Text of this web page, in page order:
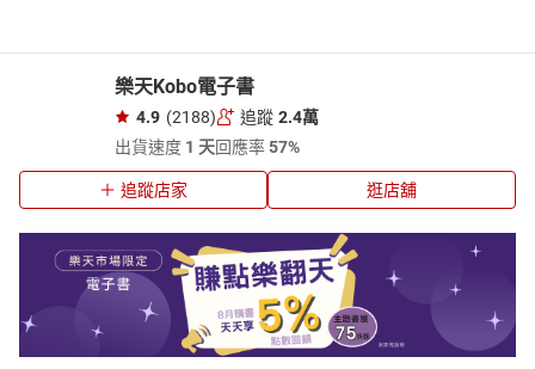
樂天Kobo電子書
4.9 (2188) 追蹤 2.4萬
出貨速度 1 天回應率57%
追蹤店家 逛店舖